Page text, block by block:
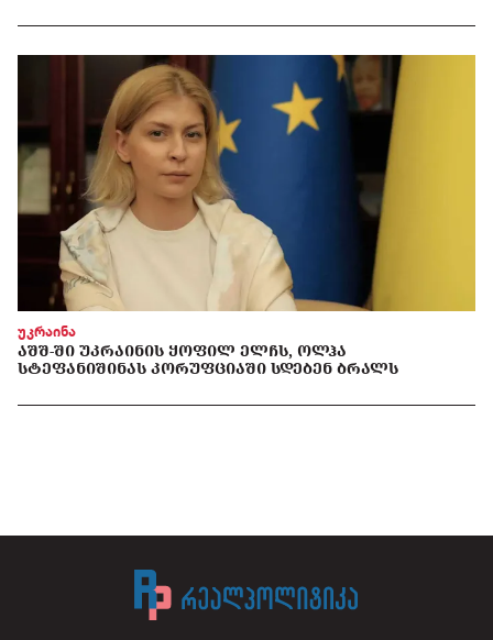
უკრაინა
ᲐᲨᲨ-ᲨᲘ ᲣᲙᲠᲐᲘᲜᲘᲡ ᲧᲝᲤᲘᲚ ᲔᲚᲩᲡ, ᲝᲚᲰᲐ
ᲡᲢᲔᲤᲐᲜᲘᲨᲘᲜᲐᲡ ᲙᲝᲠᲣᲤᲪᲘᲐᲨᲘ ᲡᲓᲔᲑᲔᲜ ᲑᲠᲐᲚᲡ